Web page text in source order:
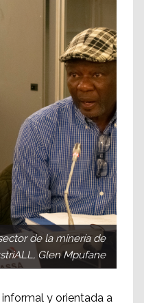
de la minería de
Glen Mpufane
informal y orientada a